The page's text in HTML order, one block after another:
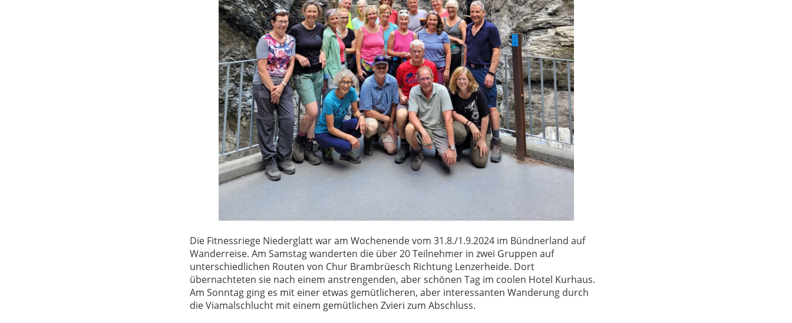
Die Fitnessriege Niederglatt war am Wochenende vom 31.8./1.9.2024 im Bündnerland auf
Wanderreise. Am Samstag wanderten die über 20 Teilnehmer in zwei Gruppen auf
unterschiedlichen Routen von Chur Brambrüesch Richtung Lenzerheide. Dort
übernachteten sie nach einem anstrengenden, aber schönen Tag im coolen Hotel Kurhaus.
Am Sonntag ging es mit einer etwas gemütlicheren, aber interessanten Wanderung durch
die Viamalschlucht mit einem gemütlichen Zvieri zum Abschluss.